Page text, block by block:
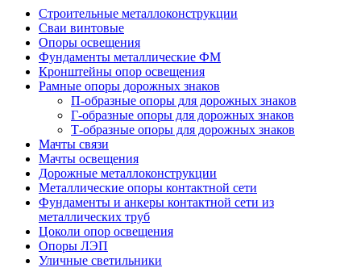
Строительные металлоконструкции
Сваи винтовые
Опоры освещения
Фундаменты металлические ФМ
Кронштейны опор освещения
Рамные опоры дорожных знаков
П-образные опоры для дорожных знаков
Г-образные опоры для дорожных знаков
Т-образные опоры для дорожных знаков
Мачты связи
Мачты освещения
Дорожные металлоконструкции
Металлические опоры контактной сети
Фундаменты и анкеры контактной сети из
металлических труб
Цоколи опор освещения
Опоры ЛЭП
Уличные светильники